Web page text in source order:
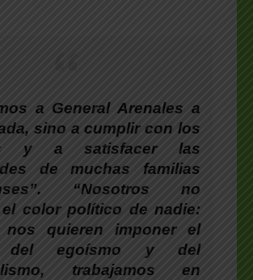
a General Arenales a
sino a cumplir con los
y a satisfacer las
de muchas familias
“Nosotros no
el color político de nadie:
nos quieren imponer el
del egoísmo y del
trabajamos en